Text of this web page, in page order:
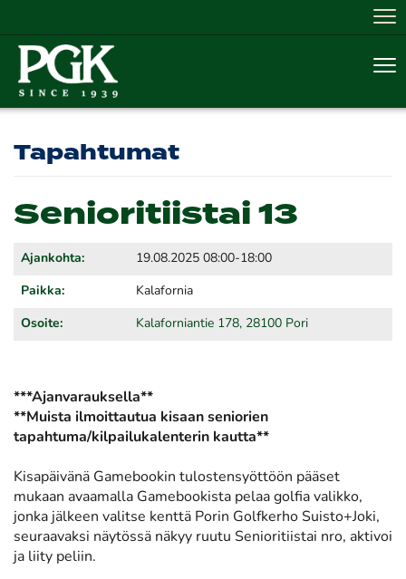
Tapahtumat
Senioritiistai 13
Ajankohta: 19.08.2025 08:00-18:00
Paikka: Kalafornia
Osoite: Kalaforniantie 178, 28100 Pori
***Ajanvarauksella**
**Muista ilmoittautua kisaan seniorien
tapahtuma/kilpailukalenterin kautta**
Kisapäivänä Gamebookin tulostensyöttöön pääset
mukaan avaamalla Gamebookista pelaa golfia valikko,
jonka jälkeen valitse kenttä Porin Golfkerho Suisto+Joki,
seuraavaksi näytössä näkyy ruutu Senioritiistai nro, aktivoi
ja liity peliin.